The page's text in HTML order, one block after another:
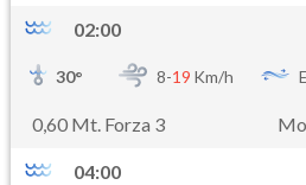
02:00
30° 8-19 Km/h
0,60 Mt. Forza 3
04:00